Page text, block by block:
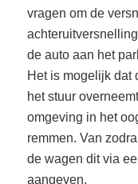
vragen om de
de auto aan het
Het is mogelijk dat
het stuur
omgeving in het
remmen. Van
de wagen dit via
aangeven.